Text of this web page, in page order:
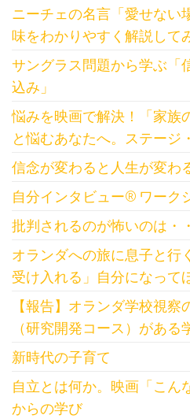
ニーチェの名言「愛せない
味をわかりやすく解説して
サングラス問題から学ぶ「
込み」
悩みを映画で解決！「家族
と悩むあなたへ。ステージ
信念が変わると人生が変わる
自分インタビュー®️ ワーク
批判されるのが怖いのは・・
オランダへの旅に息子と行
受け入れる」自分になって
【報告】オランダ学校視
（研究開発コース）がある
新時代の子育て
自立とは何か。映画「こん
からの学び